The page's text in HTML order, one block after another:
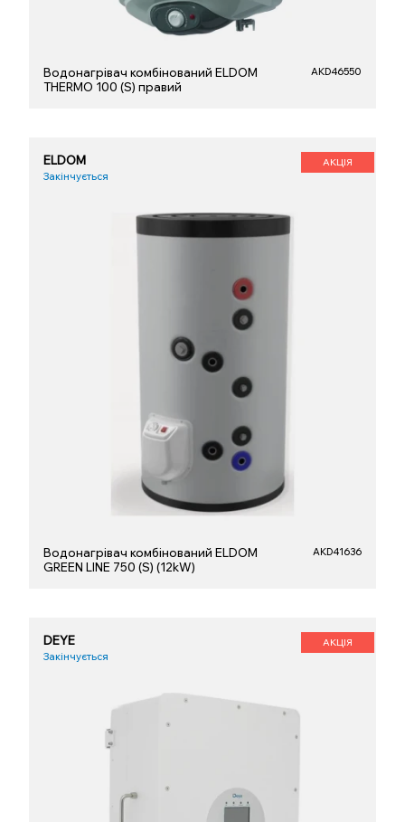
Водонагрівач комбінований ELDOM
THERMO 100 (S) правий
AKD46550
ELDOM
Закінчується
АКЦІЯ
Водонагрівач комбiнований ELDOM
GREEN LINE 750 (S) (12kW)
AKD41636
DEYE
Закінчується
АКЦІЯ